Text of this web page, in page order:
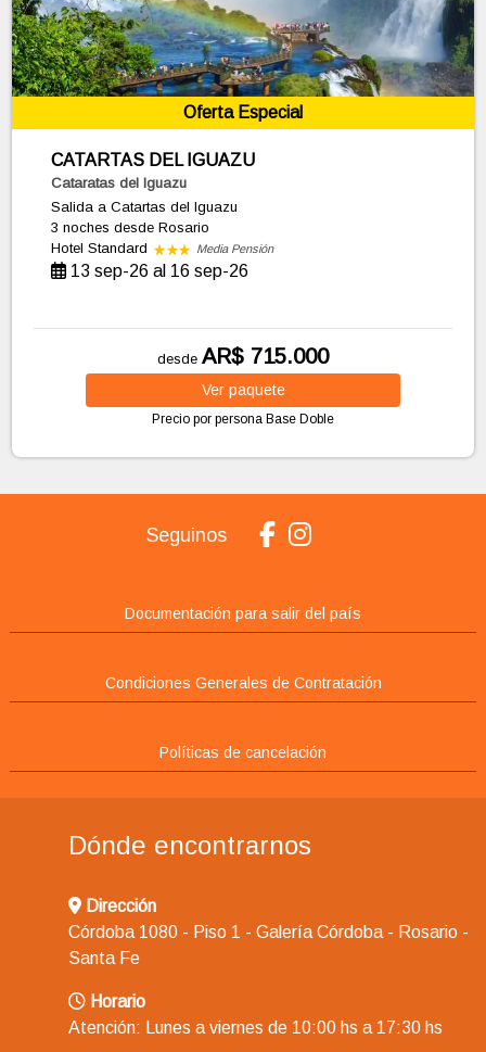
Oferta Especial
CATARTAS DEL IGUAZU
Cataratas del Iguazu
Salida a Catartas del Iguazu
3 nochesdesde Rosario
Hotel Standard
Media Pensión
13 sep-26 al 16 sep-26
desde AR$ 715.000
Ver paquete
Precio por persona Base Doble
Seguinos
Documentación para salir del país
Condiciones Generales de Contratación
Políticas de cancelación
Dónde encontrarnos
Dirección
Córdoba 1080 - Piso 1 - Galería Córdoba - Rosario -
Santa Fe
Horario
Atención: Lunes a viernes de 10:00 hs a 17:30 hs